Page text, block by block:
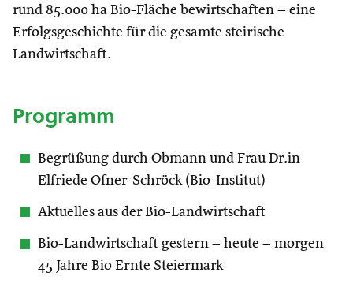
rund 85.000 ha Bio-Fläche bewirtschaften – eine
Erfolgsgeschichte für die gesamte steirische
Landwirtschaft.
Programm
Begrüßung durch Obmann und Frau Dr.in
Elfriede Ofner-Schröck (Bio-Institut)
Aktuelles aus der Bio-Landwirtschaft
Bio-Landwirtschaft gestern – heute – morgen
45 Jahre Bio Ernte Steiermark